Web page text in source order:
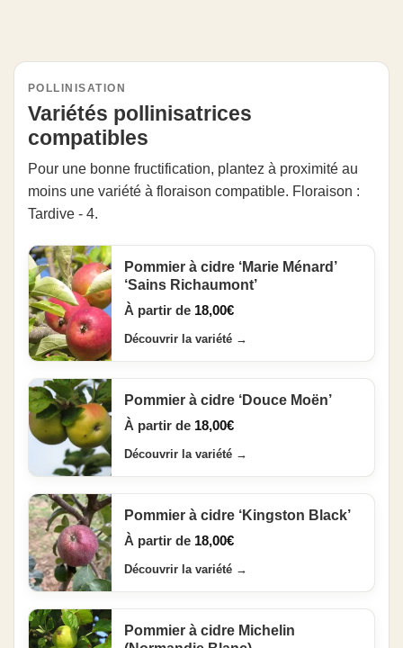
POLLINISATION
Variétés pollinisatrices
compatibles
Pour une bonne fructification, plantez à proximité au
moins une variété à floraison compatible. Floraison :
Tardive - 4.
Pommier à cidre ‘Marie Ménard’
‘Sains Richaumont’
À partir de 18,00€
Découvrir la variété →
Pommier à cidre ‘Douce Moën’
À partir de 18,00€
Découvrir la variété →
Pommier à cidre ‘Kingston Black’
À partir de 18,00€
Découvrir la variété →
Pommier à cidre Michelin